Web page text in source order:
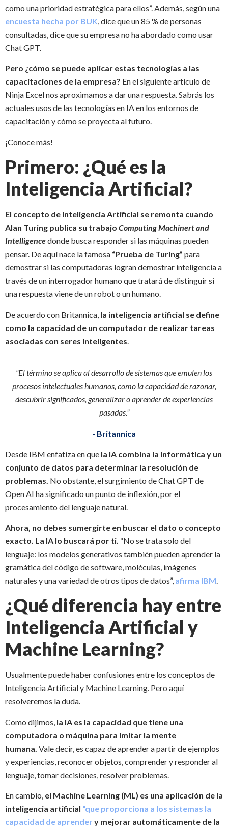
como una prioridad estratégica para ellos”. Además, según una
encuesta hecha por BUK, dice que un 85 % de personas
consultadas, dice que su empresa no ha abordado como usar
Chat GPT.
Pero ¿cómo se puede aplicar estas tecnologías a las
capacitaciones de la empresa? En el siguiente artículo de
Ninja Excel nos aproximamos a dar una respuesta. Sabrás los
actuales usos de las tecnologías en IA en los entornos de
capacitación y cómo se proyecta al futuro.
¡Conoce más!
Primero: ¿Qué es la
Inteligencia Artificial?
El concepto de Inteligencia Artificial se remonta cuando
Alan Turing publica su trabajo Computing Machinert and
Intelligencedonde busca responder si las máquinas pueden
pensar. De aquí nace la famosa “Prueba de Turing” para
demostrar si las computadoras logran demostrar inteligencia a
través de un interrogador humano que tratará de distinguir si
una respuesta viene de un robot o un humano.
De acuerdo con Britannica, la inteligencia artificial se define
como la capacidad de un computador de realizar tareas
asociadas con seres inteligentes
“El término se aplica al desarrollo de sistemas que emulen los
procesos intelectuales humanos, como la capacidad de razonar,
descubrir significados, generalizar o aprender de experiencias
pasadas.”
- Britannica
Desde IBM enfatiza en que la IA combina la informática y un
conjunto de datos para determinar la resolución de
problemas. No obstante, el surgimiento de Chat GPT de
Open AI ha significado un punto de inflexión, por el
procesamiento del lenguaje natural.
Ahora, no debes sumergirte en buscar el dato o concepto
exacto. La IA lo buscará por ti. “No se trata solo del
lenguaje: los modelos generativos también pueden aprender la
gramática del código de software, moléculas, imágenes
naturales y una variedad de otros tipos de datos”, afirma IBM.
¿Qué diferencia hay entre
Inteligencia Artificial y
Machine Learning?
Usualmente puede haber confusiones entre los conceptos de
Inteligencia Artificial y Machine Learning. Pero aquí
resolveremos la duda.
Como dijimos, la IA es la capacidad que tiene una
computadora o máquina para imitar la mente
humana. Vale decir, es capaz de aprender a partir de ejemplos
y experiencias, reconocer objetos, comprender y responder al
lenguaje, tomar decisiones, resolver problemas.
En cambio, el Machine Learning (ML) es una aplicación de la
inteligencia artificial “que proporciona a los sistemas la
capacidad de aprender y mejorar automáticamente de la